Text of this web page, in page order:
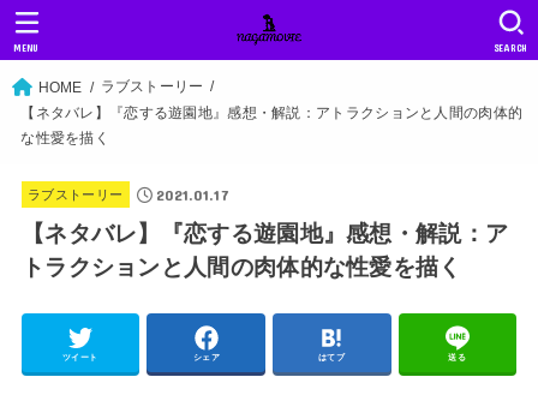
SEARCH
MENU
HOME
ラブストーリー
【ネタバレ】『恋する遊園地』感想・解説：アトラクションと人間の肉体的
な性愛を描く
ラブストーリー 2021.01.17
【ネタバレ】『恋する遊園地』感想・解説：ア
トラクションと人間の肉体的な性愛を描く
ツイート シェア はてブ 送る